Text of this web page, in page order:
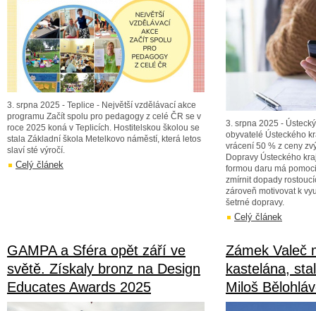
3. srpna 2025 - Teplice - Největší vzdělávací akce
programu Začít spolu pro pedagogy z celé ČR se v
roce 2025 koná v Teplicích. Hostitelskou školou se
stala Základní škola Metelkovo náměstí, která letos
slaví sté výročí.
Celý článek
3. srpna 2025 -
obyvatelé Ústeckého
vrácení 50 % z ceny
Dopravy Ústeckého
formou daru má
zmírnit dopady
zároveň motivovat k
šetrné dopravy.
Celý článek
GAMPA a Sféra opět září ve
světě. Získaly bronz na Design
Educates Awards 2025
Zámek Valeč
kastelána,
Miloš